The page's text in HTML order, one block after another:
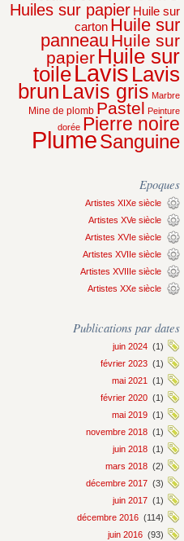
Huiles sur papier Huile sur
carton Huile sur
panneau Huile sur
papier Huile sur
toileLavis Lavis
brun Lavis gris Marbre
Mine de plomb Pastel Peinture
dorée Pierre noire
PlumeSanguine
Epoques
Artistes XIXe siècle
Artistes XVe siècle
Artistes XVIe siècle
Artistes XVIIe siècle
Artistes XVIIIe siècle
Artistes XXe siècle
Publications par dates
juin 2024 (1)
février 2023 (1)
mai 2021
(1)
février 2020 (1)
mai 2019 (1)
novembre 2018 (1)
juin 2018 (1)
mars 2018 (2)
décembre 2017 (3)
juin 2017 (1)
décembre 2016 (114)
juin 2016 (93)